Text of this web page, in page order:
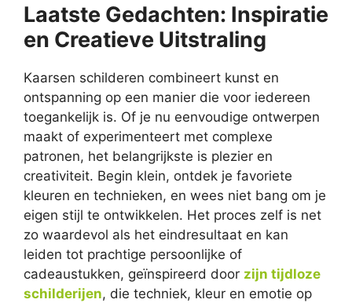
Laatste Gedachten: Inspiratie
en Creatieve Uitstraling
Kaarsen schilderen combineert kunst en
ontspanning op een manier die voor iedereen
toegankelijk is. Of je nu eenvoudige ontwerpen
maakt of experimenteert met complexe
patronen, het belangrijkste is plezier en
creativiteit. Begin klein, ontdek je favoriete
kleuren en technieken, en wees niet bang om je
eigen stijl te ontwikkelen. Het proces zelf is net
zo waardevol als het eindresultaat en kan
leiden tot prachtige persoonlijke of
cadeaustukken, geïnspireerd door zijn tijdloze
schilderijen, die techniek, kleur en emotie op